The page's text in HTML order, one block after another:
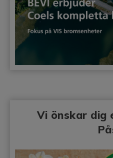
Vi önskar dig